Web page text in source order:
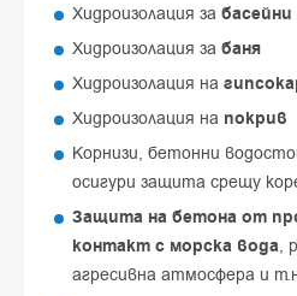
Хидроизолация за басейни
Хидроизолация за баня
Хидроизолация на
Хидроизолация на покрив
Корнизи, бетонни
осигури защита срещу
Защита на бетона от
контакт с морска вода,
агресивна атмосфера и